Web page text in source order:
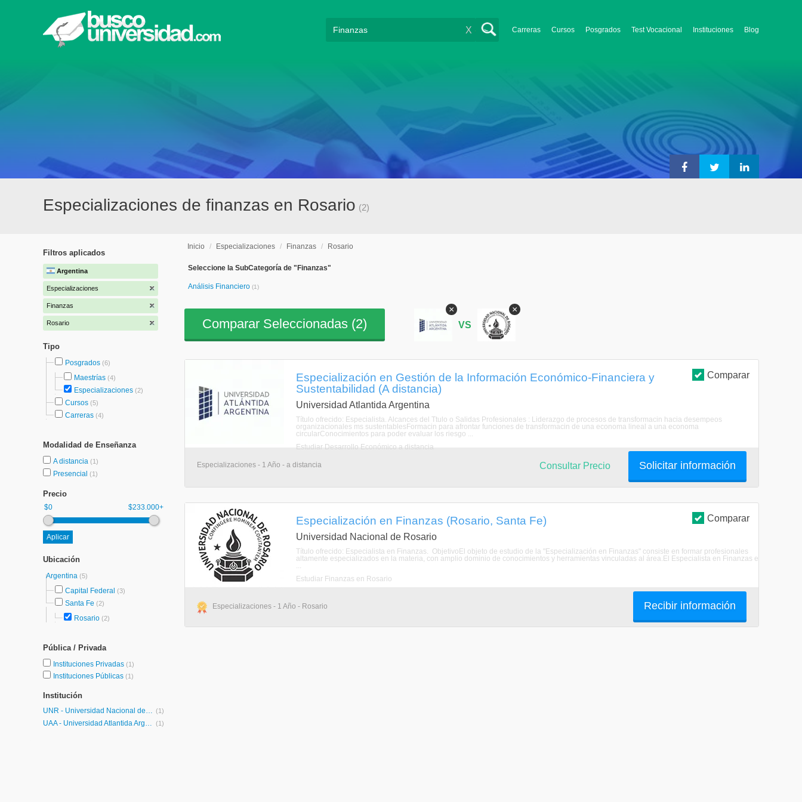
Carreras Cursos Posgrados Test Vocacional Instituciones Blog
X
Especializaciones de finanzas en Rosario (2)
Filtros aplicados
Argentina
Especializaciones
Finanzas
Rosario
Tipo
Posgrados (6)
Maestrías (4)
Especializaciones (2)
Cursos (5)
Carreras (4)
Modalidad de Enseñanza
A distancia (1)
Presencial (1)
Precio
$0 $233.000+
Ubicación
Argentina (5)
Capital Federal (3)
Santa Fe (2)
Rosario (2)
Pública / Privada
Instituciones Privadas (1)
Instituciones Públicas (1)
Institución
UNR - Universidad Nacional de Rosario (1)
UAA - Universidad Atlantida Argentina (1)
Inicio / Especializaciones / Finanzas / Rosario
Seleccione la SubCategoría de "Finanzas"
Análisis Financiero (1)
Comparar Seleccionadas (2)
×
VS
×
Comparar
Especialización en Gestión de la Información Económico-Financiera y
Sustentabilidad (A distancia)
Universidad Atlantida Argentina
Título ofrecido: Especialista. Alcances del Ttulo o Salidas Profesionales : Liderazgo de procesos de transformacin hacia desempeos
organizacionales ms sustentablesFormacin para afrontar funciones de transformacin de una economa lineal a una economa
circularConocimientos para poder evaluar los riesgo ...
Estudiar Desarrollo Económico a distancia
Especializaciones - 1 Año - a distancia Solicitar información
Consultar Precio
Comparar
Especialización en Finanzas (Rosario, Santa Fe)
Universidad Nacional de Rosario
Título ofrecido: Especialista en Finanzas. ObjetivoEl objeto de estudio de la "Especialización en Finanzas" consiste en formar profesionales
altamente especializados en la materia, con amplio dominio de conocimientos y herramientas vinculadas al área.El Especialista en Finanzas e
...
Estudiar Finanzas en Rosario
Especializaciones - 1 Año - Rosario Recibir información